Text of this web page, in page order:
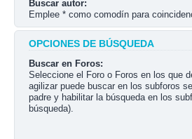
Buscar autor:
Emplee * como comodín para
OPCIONES DE BÚSQUEDA
Buscar en Foros:
Seleccione el Foro o Foros en los que
agilizar puede buscar en los subforos
padre y habilitar la búsqueda en los
búsqueda).